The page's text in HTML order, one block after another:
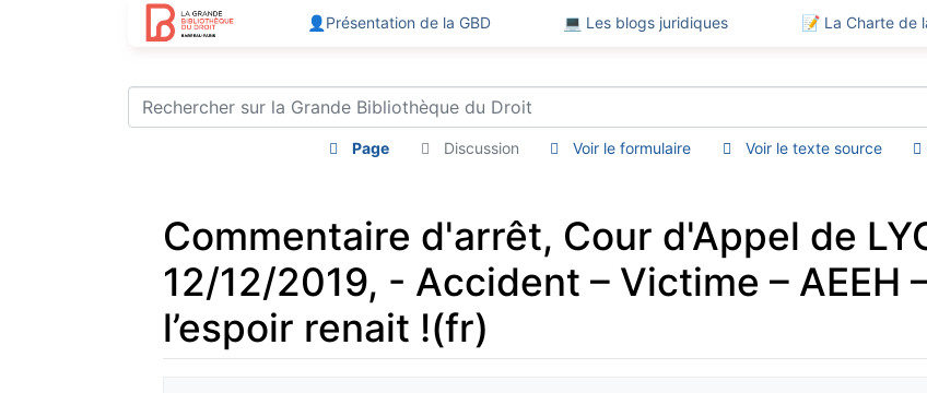
👤Présentation de la GBD 💻 Les blogs juridiques 📝 La Charte de
Page Discussion Voir le formulaire Voir le texte source
Commentaire d'arrêt, Cour d'Appel de
12/12/2019, - Accident – Victime – AEEH
l’espoir renait !(fr)